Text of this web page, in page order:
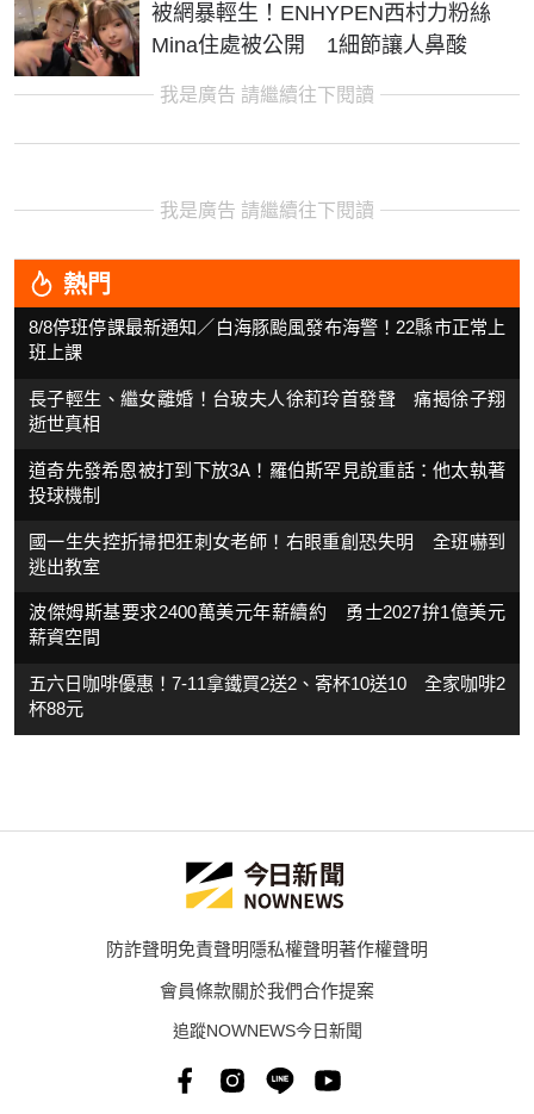
被網暴輕生！ENHYPEN西村力粉絲
Mina住處被公開 1細節讓人鼻酸
我是廣告 請繼續往下閱讀
我是廣告 請繼續往下閱讀
熱門
8/8停班停課最新通知／白海豚颱風發布海警！22縣市正常上
班上課
長子輕生、繼女離婚！台玻夫人徐莉玲首發聲 痛揭徐子翔
逝世真相
道奇先發希恩被打到下放3A！羅伯斯罕見說重話：他太執著
投球機制
國一生失控折掃把狂刺女老師！右眼重創恐失明 全班嚇到
逃出教室
波傑姆斯基要求2400萬美元年薪續約 勇士2027拚1億美元
薪資空間
五六日咖啡優惠！7-11拿鐵買2送2、寄杯10送10 全家咖啡2
杯88元
防詐聲明免責聲明隱私權聲明著作權聲明
會員條款關於我們合作提案
追蹤NOWNEWS今日新聞